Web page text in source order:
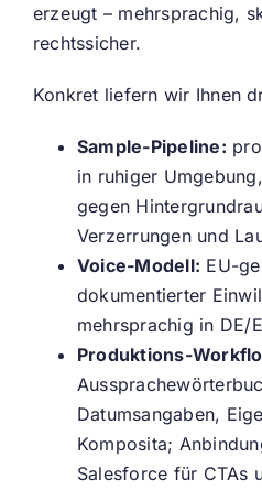
erzeugt – mehrsprachig,
rechtssicher.
Konkret liefern wir Ihnen
Sample-Pipeline:
in ruhiger
gegen
Verzerrungen und
Voice-Modell: EU-
dokumentierter
mehrsprachig in DE/
Produktions-
Datumsangaben,
Komposita;
Salesforce für CTAs